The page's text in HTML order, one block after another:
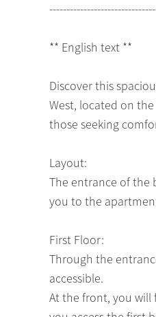
** English text **
Discover this
West, located on
those seeking
Layout:
The entrance of the
you to the
First Floor:
Through the
accessible.
At the front, you will